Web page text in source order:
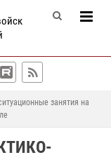
занятия на